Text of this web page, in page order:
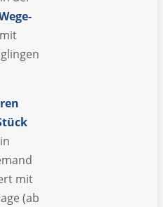
mit
(ab